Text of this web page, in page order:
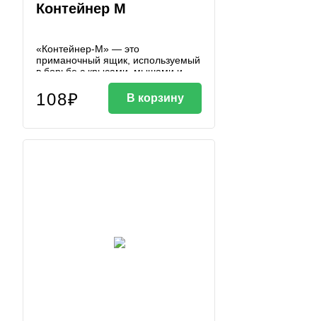
Контейнер М
«Контейнер-М» — это
приманочный ящик, используемый
в борьбе с крысами, мышами и
полевками. Особенности
контейнера: Универсальность.
Подходит для учёта численности
грызунов с сохранением их жизни,
превращения в живоловку и
дератизационных мероприятий с
108₽ В корзину